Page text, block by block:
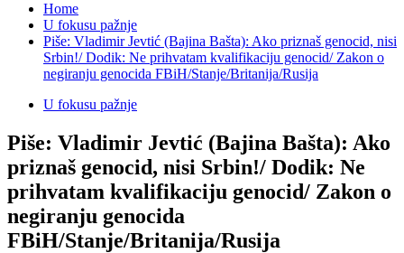
Home
U fokusu pažnje
Piše: Vladimir Jevtić (Bajina Bašta): Ako priznaš genocid, nisi
Srbin!/ Dodik: Ne prihvatam kvalifikaciju genocid/ Zakon o
negiranju genocida FBiH/Stanje/Britanija/Rusija
U fokusu pažnje
Piše: Vladimir Jevtić (Bajina Bašta): Ako
priznaš genocid, nisi Srbin!/ Dodik: Ne
prihvatam kvalifikaciju genocid/ Zakon o
negiranju genocida
FBiH/Stanje/Britanija/Rusija